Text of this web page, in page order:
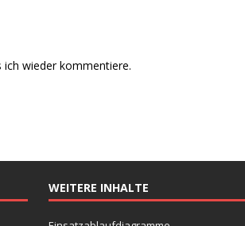
ich wieder kommentiere.
WEITERE INHALTE